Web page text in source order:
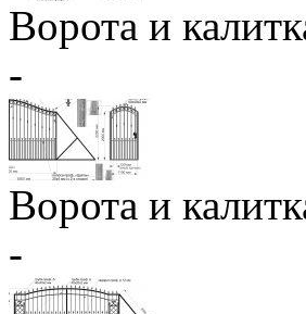
Ворота и
-
Ворота и
-